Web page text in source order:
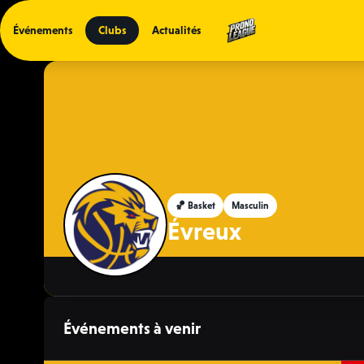
Événements Clubs Actualités
🏀 Basket Masculin
Évreux
Événements à venir